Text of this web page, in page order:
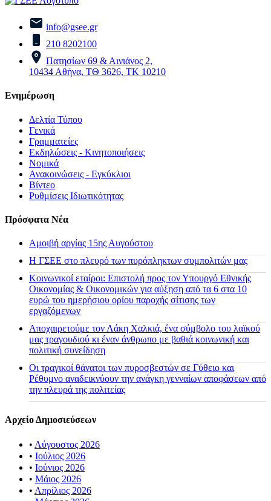
info@gsee.gr
210 8202100
Πατησίων 69 & Αινιάνος 2,
10434 Αθήνα, ΤΘ 3626, ΤΚ 10210
Ενημέρωση
Δελτία Τύπου
Γενικά
Γραμματείες
Εκδηλώσεις - Κινητοποιήσεις
Νομικά
Ανακοινώσεις - Εγκύκλιοι
Βίντεο
Ρυθμίσεις Ιδιωτικότητας
Πρόσφατα Νέα
Αμοιβή αργίας 15ης Αυγούστου
H ΓΣΕΕ στο πλευρό των πυρόπληκτων συμπολιτών μας
Κοινωνικοί εταίροι: Επιστολή προς τον Υπουργό Εθνικής
Οικονομίας & Οικονομικών για αύξηση από τα 6 στα 10
ευρώ του ημερήσιου ορίου παροχής σίτισης των
εργαζόμενων
Αποχαιρετούμε τον Λάκη Χαλκιά, ένα σύμβολο του λαϊκού
μας τραγουδιού κι έναν άνθρωπο με βαθιά κοινωνική και
πολιτική συνείδηση
Οι τραγικοί θάνατοι των πυροσβεστών σε Γύθειο και
Ρέθυμνο αναδεικνύουν την ανάγκη γενναίων αποφάσεων από
την πλευρά της πολιτείας
Αρχείο Δημοσιεύσεων
• Αύγουστος 2026
• Ιούλιος 2026
• Ιούνιος 2026
• Μάιος 2026
• Απρίλιος 2026